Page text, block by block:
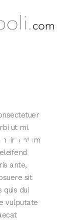
insitam
ut mi.
ante,
sit
quis dui
vulputate